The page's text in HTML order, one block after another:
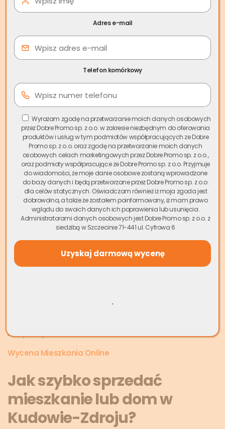
regionie charakteryzuje się zarówno obiektami typowo
uzdrowiskowymi, jak i budynkami mieszkalnymi w centrum
oraz okolicach. Dzielnice takie jak Zakrze, Czermna czy
Słone cieszą się popularnością wśród mieszkańców i
inwestorów.
Spis treści
Z przyjemnością informujemy, że
Kudowa-Zdrójrealizowany przez Skup.io jest już dostępny
dla wszystkich mieszkańców tego uroczego miasta!
Obserwujemy rosnące zapotrzebowanie na nasze usługi w
tym regionie, co świadczy o zaufaniu, jakim obdarzają nas
klienci.
Skup mieszkań Kudowa-Zdrójto odpowiedź na
potrzeby właścicieli, którzy cenią swój czas i wygodę. Dzięki
naszym rozwiązaniom możemy sfinalizować transakcję
nawet w ciągu kilku dni, oferując uczciwe stawki i płatność
gotówką. To zdecydowanie szybsza i prostsza alternatywa
dla tradycyjnej sprzedaży, która w warunkach rynkowych
Kudowy-Zdroju może trwać nawet kilka miesięcy.
komplikacji.
Wycena Mieszkania Online
Jak szybko sprzedać
mieszkanie lub dom w
Kudowie-Zdroju?
Adres e-mail
Telefon komórkowy
Wyrażam zgodę na przetwarzanie moich danych osobowych
przez Dobre Promo sp. z o.o. w zakresie niezbędnym do oferowania
produktów i usług w tym podmiotów współpracujących ze Dobre
Promo sp. z o.o. oraz zgodę na przetwarzanie moich danych
osobowych celach marketingowych przez Dobre Promo sp. z o.o.,
oraz podmioty współpracujące ze Dobre Promo sp. z o.o. Przyjmuje
do wiadomości, że moje danie osobowe zostaną wprowadzone
do bazy danych i będą przetwarzane przez Dobre Promo sp. z o.o.
dla celów statycznych. Oświadczam również iż moja zgoda jest
dobrowolna, a także że zostałem poinformowany, iż mam prawo
wglądu do swoich danych ich poprawienia lub usunięcia.
Administratorami danych osobowych jest Dobre Promo sp. z o.o. z
siedzibą w Szczecinie 71-441 ul. Cyfrowa 6
.